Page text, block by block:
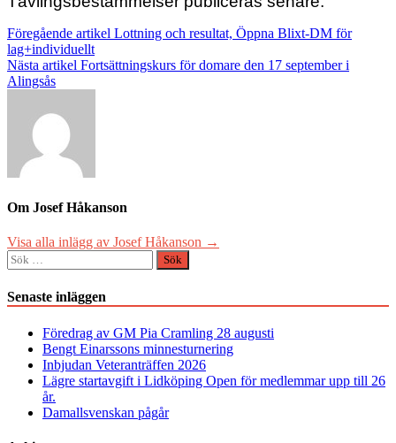
Inläggsnavigering
Föregående artikel Lottning och resultat, Öppna Blixt-DM för
lag+individuellt
Nästa artikel Fortsättningskurs för domare den 17 september i
Alingsås
Om Josef Håkanson
Visa alla inlägg av Josef Håkanson →
Sök
efter:
Senaste inläggen
Föredrag av GM Pia Cramling 28 augusti
Bengt Einarssons minnesturnering
Inbjudan Veteranträffen 2026
Lägre startavgift i Lidköping Open för medlemmar upp till 26
år.
Damallsvenskan pågår